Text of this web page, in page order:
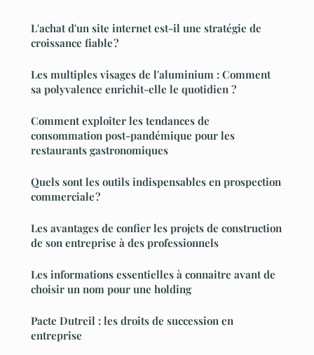
L'achat d'un site internet est-il une stratégie de
croissance fiable ?
Les multiples visages de l'aluminium : Comment
sa polyvalence enrichit-elle le quotidien ?
Comment exploiter les tendances de
consommation post-pandémique pour les
restaurants gastronomiques
Quels sont les outils indispensables en prospection
commerciale ?
Les avantages de confier les projets de construction
de son entreprise à des professionnels
Les informations essentielles à connaitre avant de
choisir un nom pour une holding
Pacte Dutreil : les droits de succession en
entreprise